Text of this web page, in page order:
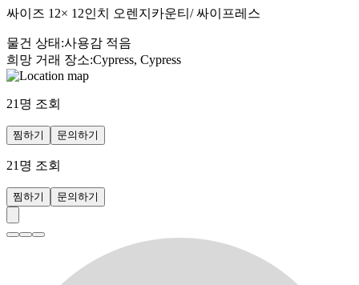
싸이즈 12× 12인치 오렌지카운티/ 싸이프레스
물건 상태 :사용감 적음
희망 거래 장소:Cypress, Cypress
21 명 조회
찜하기 문의하기
21 명 조회
찜하기 문의하기